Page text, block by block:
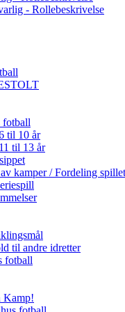
- Rollebeskrivelse
fotball
til 10 år
til 13 år
kamper / Fordeling
til andre idretter
fotball
Kamp!